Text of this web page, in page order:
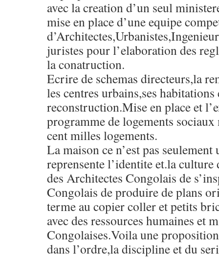
avec la creation d’un seul
mise en place d’une equipe
juristes pour l’elaboration des
la conatruction.
Ecrire de schemas directeurs,la
les centres urbains,ses habitations
reconstruction.Mise en place et
programme de logements
cent milles logements.
La maison ce n’est pas
reprensente l’identite et.la culture
des Architectes Congolais de
Congolais de produire de plans
terme au copier coller et petits
avec des ressources humaines et
Congolaises.Voila une
dans l’ordre,la discipline et du